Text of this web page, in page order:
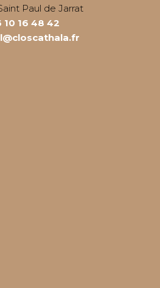
Paul de Jarrat
10 16 48 42